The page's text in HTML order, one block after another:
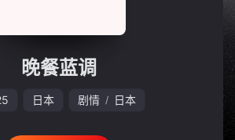
晚餐蓝调
日本 剧情 / 日本